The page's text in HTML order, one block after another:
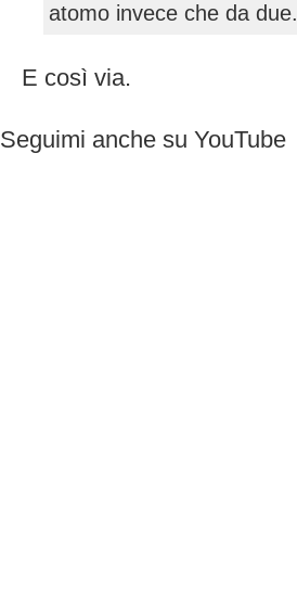
atomo invece che da due.
E così via.
Seguimi anche su YouTube